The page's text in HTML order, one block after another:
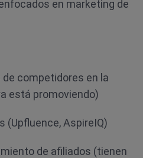
en marketing de
competidores en la
está promoviendo)
(Upfluence, AspireIQ)
de afiliados (tienen